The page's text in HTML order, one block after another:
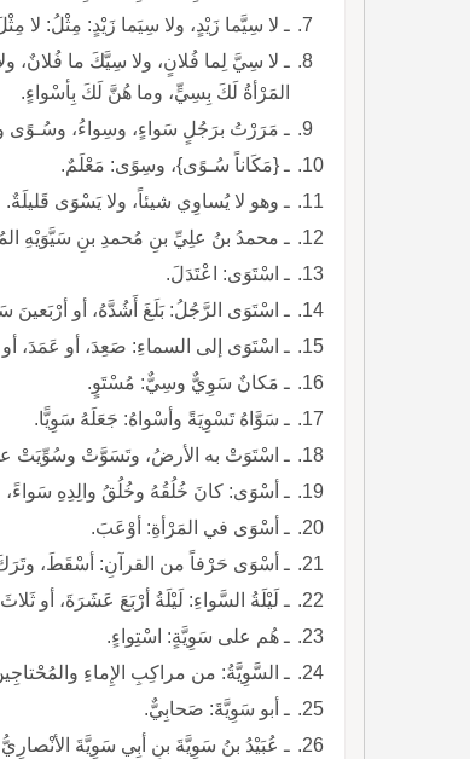
ـ لا سِيَّما زَيْدٍ، ولا سِيَما زَيْدٍ: مِثْلُ: لا
ـ لا سِيَّ لِما فُلانٍ، ولا سِيَّكَ ما
المَرْأةُ لَكَ بِسِيٍّ، وما هُنَّ لَكَ بِأسْواءٍ.
ـ مَرَرْتُ برَجُلٍ سَواءٍ، وسِواءُ، وسُـوًى وسِوًى،
ـ {مَكَاناً سُـوًى}، وسِوًى: مَعْلَمٌ.
ـ وهو لا يُساوِي شيئاً، ولا يَسْوَى قَليلَةٌ.
ـ محمدُ بنُ علِيِّ بنِ مُحمدِ بنِ سَيَّوَيْهِ
ـ اسْتَوَى: اعْتَدَلَ.
ـ اسْتَوَى الرَّجُلُ: بَلَغَ أَشُدَّهُ، أو أرْبَعينَ
ـ اسْتَوَى إلى السماءِ: صَعِدَ، أو عَمَدَ، أو
ـ مَكانٌ سَوِيٌّ وسِيٌّ: مُسْتَوٍ.
ـ سَوَّاهُ تَسْوِيَةً وأسْواهُ: جَعَلَهُ سَوِيًّا.
ـ اسْتَوَتْ به الأرضُ، وتَسَوَّتْ وسُوِّيَتْ
ـ أسْوَى: كانَ خُلُقُهُ وخُلُقُ والِدِهِ
ـ أسْوَى في المَرْأةِ: أوْعَبَ.
ـ أسْوَى حَرْفاً من القرآنِ: أسْقَطَ،
ـ لَيْلَةُ السَّواءِ: لَيْلَةُ أرْبَعَ عَشَرَةَ، أو
ـ هُم على سَوِيَّةٍ: اسْتِواءٍ.
ـ السَّوِيَّةُ: من مراكِبِ الإِماءِ
ـ أبو سَوِيَّةَ: صَحابِيٌّ.
ـ عُبَيْدُ بنُ سَوِيَّةَ بنِ أبِي سَوِيَّةَ الأنْصارِيُّ مَوْلاهُمْ.